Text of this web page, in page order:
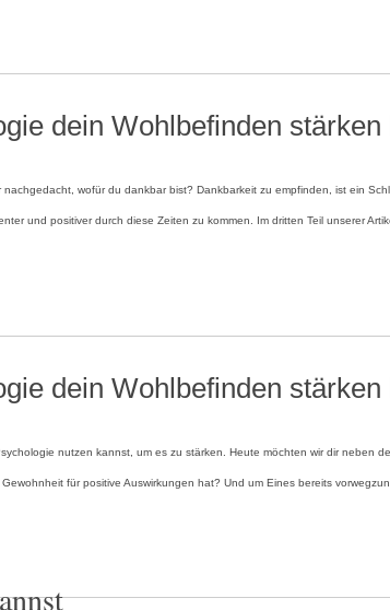
dein Wohlbefinden stärken
wofür du dankbar bist? Dankbarkeit zu empfinden, ist ein
und positiver durch diese Zeiten zu kommen. Im dritten Teil unserer
dein Wohlbefinden stärken
nutzen kannst, um es zu stärken. Heute möchten wir dir neben
für positive Auswirkungen hat? Und um Eines bereits